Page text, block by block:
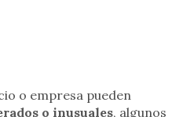
o empresa pueden
o inusuales, algunos